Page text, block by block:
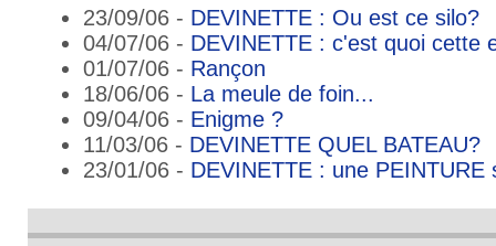
23/09/06 - DEVINETTE : Ou est ce silo?
04/07/06 - DEVINETTE : c'est quoi cette
01/07/06 - Rançon
18/06/06 - La meule de foin...
09/04/06 - Enigme ?
11/03/06 - DEVINETTE QUEL BATEAU?
23/01/06 - DEVINETTE : une PEINTURE